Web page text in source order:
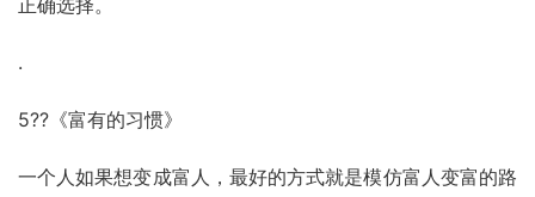
正确选择。
.
5??《富有的习惯》
一个人如果想变成富人，最好的方式就是模仿富人变富的路